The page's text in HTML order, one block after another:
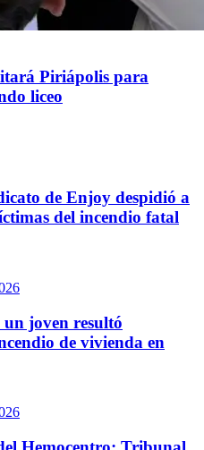
Piriápolis para
liceo
de Enjoy despidió a
del incendio fatal
un joven resultó
de vivienda en